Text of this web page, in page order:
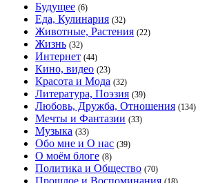
Будущее (6)
Еда, Кулинария (32)
Животные, Растения (22)
Жизнь (32)
Интернет (44)
Кино, видео (23)
Красота и Мода (32)
Литература, Поэзия (39)
Любовь, Дружба, Отношения (134)
Мечты и Фантазии (33)
Музыка (33)
Обо мне и О нас (39)
О моём блоге (8)
Политика и Общество (70)
Прошлое и Воспоминания